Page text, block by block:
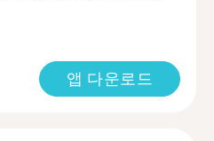
앱 다운로드